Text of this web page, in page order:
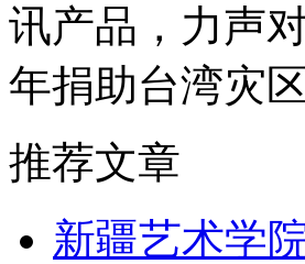
讯产品，力声
年捐助台湾灾
推荐文章
新疆艺术学